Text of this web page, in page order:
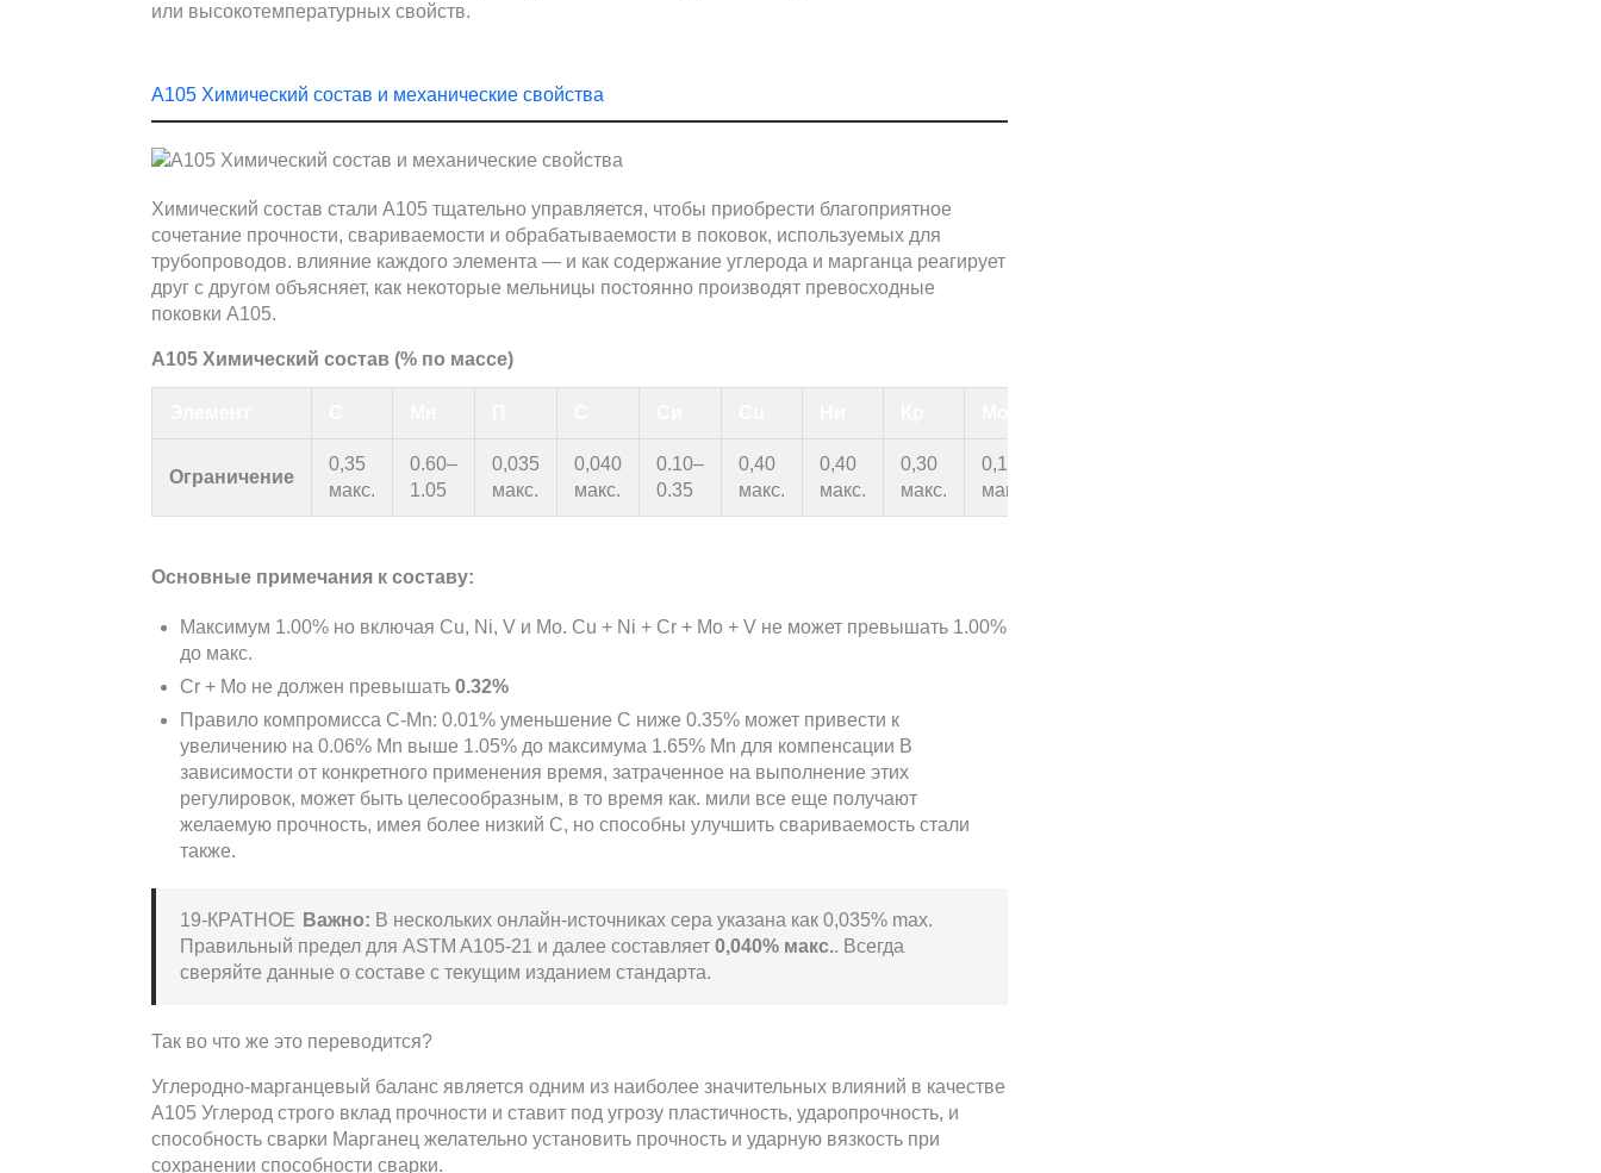
или высокотемпературных свойств.
А105 Химический состав и механические свойства
Химический состав стали А105 тщательно управляется, чтобы приобрести благоприятное
сочетание прочности, свариваемости и обрабатываемости в поковок, используемых для
трубопроводов. влияние каждого элемента — и как содержание углерода и марганца реагирует
друг с другом объясняет, как некоторые мельницы постоянно производят превосходные
поковки А105.
А105 Химический состав (% по массе)
Ограничение
0,35
макс.
0.60–
1.05
0,035
макс.
0,040
макс.
0.10–
0.35
0,40
макс.
0,40
макс.
0,30
макс.
0,12
макс.
Основные примечания к составу:
Максимум 1.00% но включая Cu, Ni, V и Mo. Cu + Ni + Cr + Mo + V не может превышать 1.00%
до макс.
Cr + Mo не должен превышать 0.32%
Правило компромисса C-Mn: 0.01% уменьшение C ниже 0.35% может привести к
увеличению на 0.06% Mn выше 1.05% до максимума 1.65% Mn для компенсации В
зависимости от конкретного применения время, затраченное на выполнение этих
регулировок, может быть целесообразным, в то время как. мили все еще получают
желаемую прочность, имея более низкий C, но способны улучшить свариваемость стали
также.
19-КРАТНОЕ Важно: В нескольких онлайн-источниках сера указана как 0,035% max.
Правильный предел для ASTM A105-21 и далее составляет 0,040% макс.. Всегда
сверяйте данные о составе с текущим изданием стандарта.
Так во что же это переводится?
Углеродно-марганцевый баланс является одним из наиболее значительных влияний в качестве
А105 Углерод строго вклад прочности и ставит под угрозу пластичность, ударопрочность, и
способность сварки Марганец желательно установить прочность и ударную вязкость при
сохранении способности сварки.